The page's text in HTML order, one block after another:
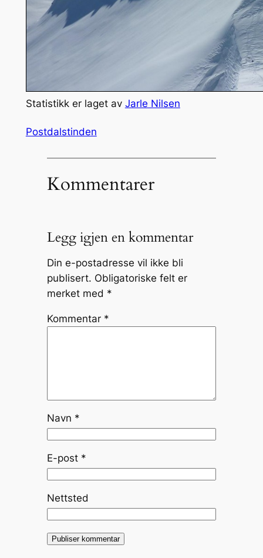
Statistikk er laget av Jarle Nilsen
Postdalstinden
Kommentarer
Legg igjen en kommentar
Din e-postadresse vil ikke bli
publisert. Obligatoriske felt er
merket med *
Kommentar *
Navn *
E-post *
Nettsted